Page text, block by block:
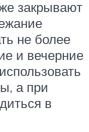
закрывают
не более
и вечерние
а при
в